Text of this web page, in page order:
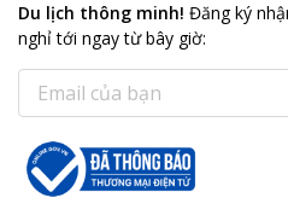
Du lịch thông minh! Đăng ký
nghỉ tới ngay từ bây giờ: